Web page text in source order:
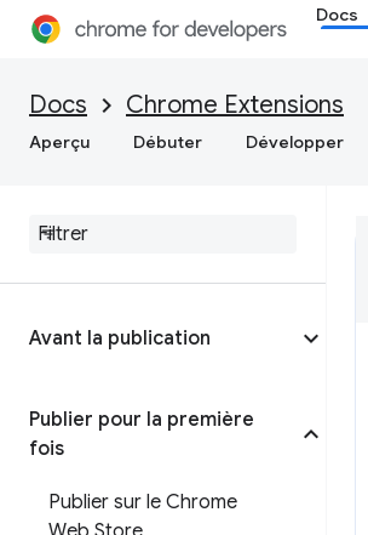
Docs
Docs Chrome Extensions
Aperçu Débuter Développer
Avant la publication
Publier pour la première
fois
Publier sur le Chrome